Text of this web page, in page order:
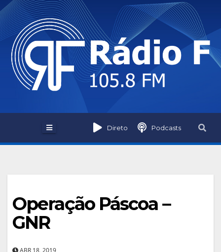
Skip
to
content
Direto Podcasts
Operação Páscoa –
GNR
ABR 18, 2019